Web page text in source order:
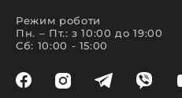
Режим роботи
Пн. – Пт.: з 10:00 до 19:00
Сб: 10:00 - 15:00